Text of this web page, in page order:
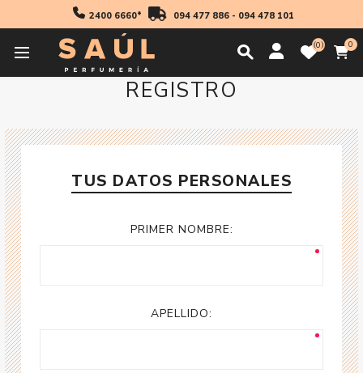
2400 6660* 094 477 886- 094 478 101
0 0
REGISTRO
TUS DATOS PERSONALES
PRIMER NOMBRE:
APELLIDO: